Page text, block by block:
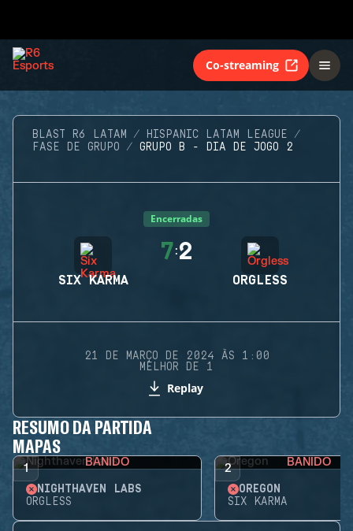
Co-streaming
BLAST R6 LATAM
HISPANIC LATAM LEAGUE
FASE DE GRUPO
GRUPO B - DIA DE JOGO 2
Encerradas
SIX KARMA
7:2
ORGLESS
21 DE MARÇO DE 2024 ÀS 1:00
MELHOR DE 1
Replay
RESUMO DA PARTIDA
MAPAS
1 BANIDO
NIGHTHAVEN LABS
ORGLESS
2 BANIDO
OREGON
SIX KARMA